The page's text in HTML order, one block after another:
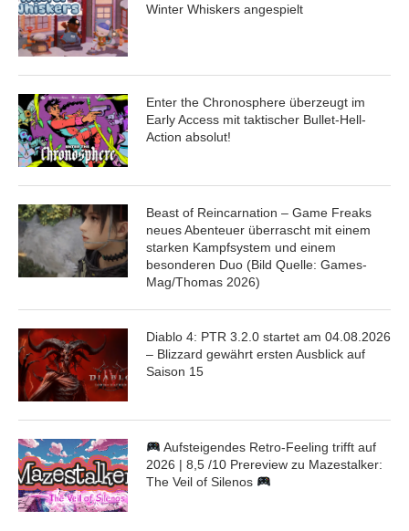
Winter Whiskers angespielt
Enter the Chronosphere überzeugt im
Early Access mit taktischer Bullet-Hell-
Action absolut!
Beast of Reincarnation – Game Freaks
neues Abenteuer überrascht mit einem
starken Kampfsystem und einem
besonderen Duo (Bild Quelle: Games-
Mag/Thomas 2026)
Diablo 4: PTR 3.2.0 startet am 04.08.2026
– Blizzard gewährt ersten Ausblick auf
Saison 15
Aufsteigendes Retro-Feeling trifft auf
2026 | 8,5 /10 Prereview zu Mazestalker:
The Veil of Silenos